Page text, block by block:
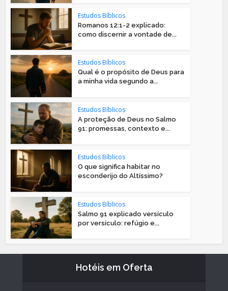
Estudos Bíblicos
Romanos 12:1-2 explicado:
como discernir a vontade de...
Estudos Bíblicos
Qual é o propósito de Deus para
a minha vida segundo a...
Estudos Bíblicos
A proteção de Deus no Salmo
91: promessas, contexto e...
Estudos Bíblicos
O que significa habitar no
esconderijo do Altíssimo?
Estudos Bíblicos
Salmo 91 explicado versículo
por versículo: refúgio e...
Hotéis em Oferta